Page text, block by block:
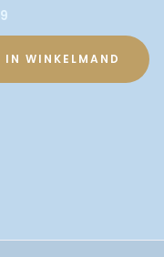
IN WINKELMAND